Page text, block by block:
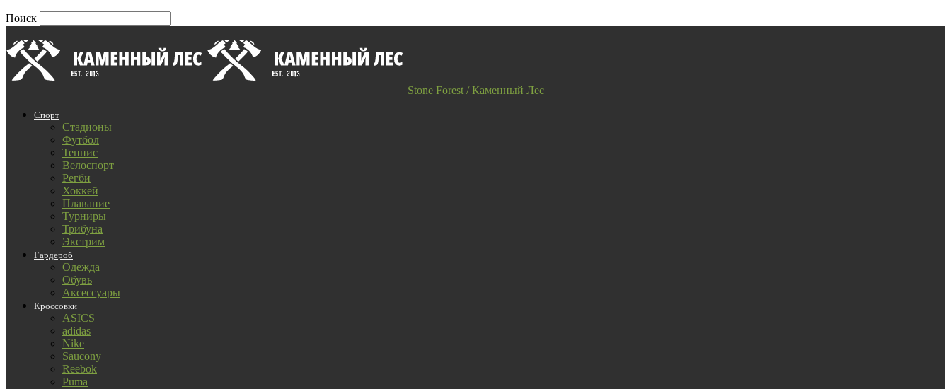
Поиск
Stone Forest / Каменный Лес
Спорт
Стадионы
Футбол
Теннис
Велоспорт
Регби
Хоккей
Плавание
Турниры
Трибуна
Экстрим
Гардероб
Одежда
Обувь
Аксессуары
Кроссовки
ASICS
adidas
Nike
Saucony
Reebok
Puma